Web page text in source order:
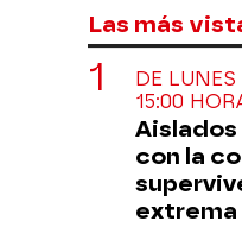
Las más
DE
15:00
Aislados
con la
extrema